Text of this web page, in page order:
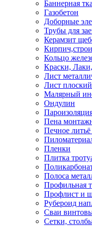
Баннерная
Газобетон
Доборные
Трубы для
Керамзит
Кольцо
Краски,
Лист
Лист
Малярный
Ондулин
Пена
Печное
Пленки
Плитка
Полоса
Профильная
Профлист и
Рубероид
Сваи
Сетки,